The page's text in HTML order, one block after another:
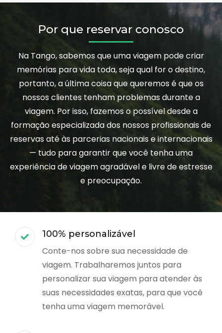
Por que reservar conosco
Na Tango, sabemos que uma viagem pode criar
memórias para vida toda, seja qual for o destino,
portanto, a última coisa que queremos é que os
nossos clientes tenham problemas durante a
viagem. Por isso, fazemos o possível desde a
formação especializada dos nossos profissionais de
reservas até às parcerias nacionais e internacionais
— tudo para garantir que você tenha uma
experiência de viagem agradável e livre de estresse
e preocupação.
100% personalizável
Conte-nos sobre sua necessidade de
viagem. Trabalharemos juntos para
personalizar sua viagem para atender às
suas necessidades exatas, para que você
tenha uma viagem memorável.